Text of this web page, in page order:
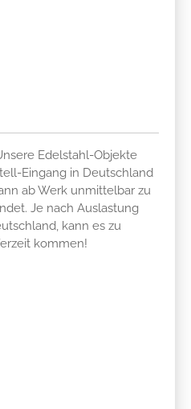
Edelstahl-Objekte
Eingang in Deutschland
ab Werk unmittelbar zu
Je nach Auslastung
kann es zu
kommen!